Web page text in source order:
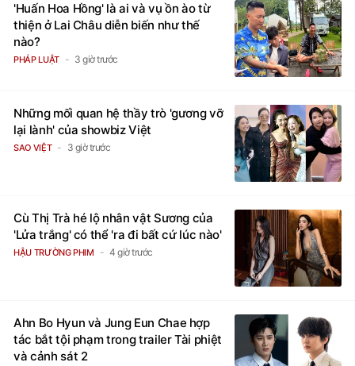
'Huấn Hoa Hồng' là ai và vụ ồn ào từ
thiện ở Lai Châu diễn biến như thế
nào?
PHÁP LUẬT 3 giờ trước
Những mối quan hệ thầy trò 'gương vỡ
lại lành' của showbiz Việt
SAO VIỆT 3 giờ trước
Cù Thị Trà hé lộ nhân vật Sương của
'Lửa trắng' có thể 'ra đi bất cứ lúc nào'
HẬU TRƯỜNG PHIM 4 giờ trước
Ahn Bo Hyun và Jung Eun Chae hợp
tác bắt tội phạm trong trailer Tài phiệt
và cảnh sát 2